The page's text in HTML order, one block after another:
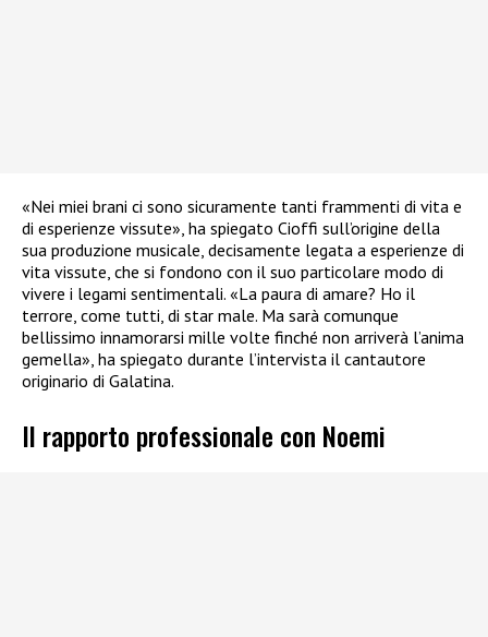
«Nei miei brani ci sono sicuramente tanti frammenti di vita e
di esperienze vissute», ha spiegato Cioffi sull’origine della
sua produzione musicale, decisamente legata a esperienze di
vita vissute, che si fondono con il suo particolare modo di
vivere i legami sentimentali. «La paura di amare? Ho il
terrore, come tutti, di star male. Ma sarà comunque
bellissimo innamorarsi mille volte finché non arriverà l’anima
gemella», ha spiegato durante l’intervista il cantautore
originario di Galatina.
Il rapporto professionale con Noemi